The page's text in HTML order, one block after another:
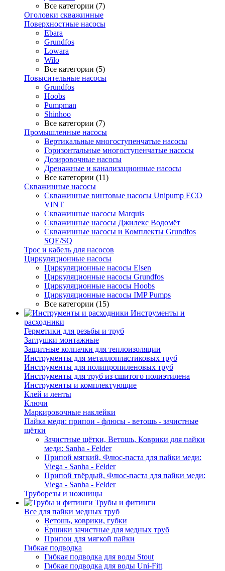
Все категории (7)
Оголовки скважинные
Поверхностные насосы
Ebara
Grundfos
Lowara
Wilo
Все категории (5)
Повысительные насосы
Grundfos
Hoobs
Pumpman
Shinhoo
Все категории (7)
Промышленные насосы
Вертикальные многоступенчатые насосы
Горизонтальные многоступенчатые насосы
Дозировочные насосы
Дренажные и канализационные насосы
Все категории (11)
Скважинные насосы
Скважинные винтовые насосы Unipump ECO
VINT
Скважинные насосы Marquis
Скважинные насосы Джилекс Водомёт
Скважинные насосы и Комплекты Grundfos
SQE/SQ
Трос и кабель для насосов
Циркуляционные насосы
Циркуляционные насосы Elsen
Циркуляционные насосы Grundfos
Циркуляционные насосы Hoobs
Циркуляционные насосы IMP Pumps
Все категории (15)
Инструменты и
расходники
Герметики для резьбы и труб
Заглушки монтажные
Защитные колпачки для теплоизоляции
Инструменты для металлопластиковых труб
Инструменты для полипропиленовых труб
Инструменты для труб из сшитого полиэтилена
Инструменты и комплектующие
Клей и ленты
Ключи
Маркировочные наклейки
Пайка меди: припои - флюсы - ветошь - зачистные
щётки
Зачистные щётки, Ветошь, Коврики для пайки
меди: Sanha - Felder
Припой мягкий, Флюс-паста для пайки меди:
Viega - Sanha - Felder
Припой твёрдый, Флюс-паста для пайки меди:
Viega - Sanha - Felder
Труборезы и ножницы
Трубы и фитинги
Все для пайки медных труб
Ветошь, коврики, губки
Ёршики зачистные для медных труб
Припои для мягкой пайки
Гибкая подводка
Гибкая подводка для воды Stout
Гибкая подводка для воды Uni-Fitt